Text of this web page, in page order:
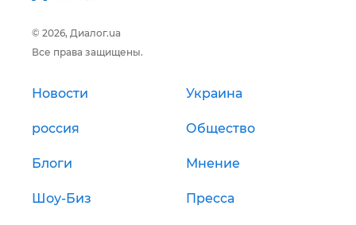
© 2026, Диалог.ua
Все права защищены.
Новости Украина
россия Общество
Блоги Мнение
Шоу-Биз Пресса